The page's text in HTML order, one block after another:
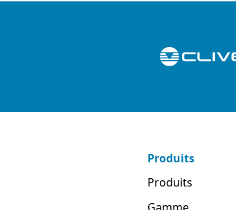
Produits
Produits